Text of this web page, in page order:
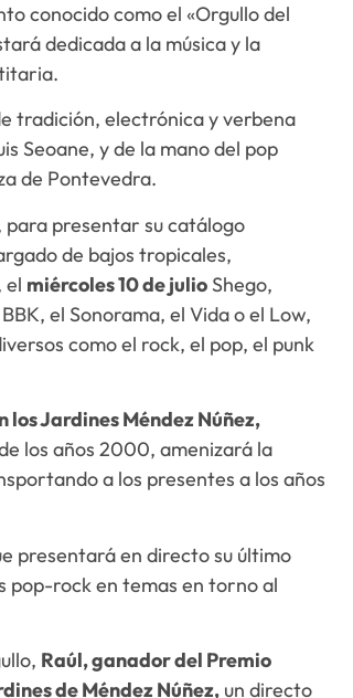
conocido como el «Orgullo del
dedicada a la música y la
tradición, electrónica y verbena
Seoane, y de la mano del pop
de Pontevedra.
presentar su catálogo
de bajos tropicales,
el miércoles 10 de julioShego,
el Sonorama, el Vida o el Low,
como el rock, el pop, el punk
los Jardines Méndez Núñez,
los años 2000, amenizará la
a los presentes a los años
presentará en directo su último
pop-rock en temas en torno al
Raúl, ganador del Premio
de Méndez Núñez,un directo